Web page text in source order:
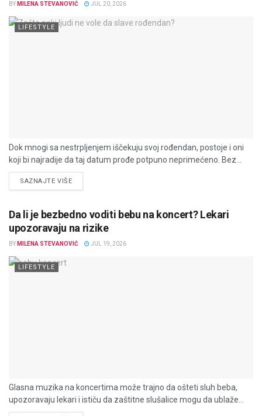
BY MILENA STEVANOVIĆ JUL 20, 2026
LIFESTYLE
Dok mnogi sa nestrpljenjem iščekuju svoj rođendan, postoje i oni
koji bi najradije da taj datum prođe potpuno neprimećeno. Bez...
SAZNAJTE VIŠEDETAILS
Da li je bezbedno voditi bebu na koncert? Lekari
upozoravaju na rizike
BY MILENA STEVANOVIĆ JUL 19, 2026
LIFESTYLE
Glasna muzika na koncertima može trajno da ošteti sluh beba,
upozoravaju lekari i ističu da zaštitne slušalice mogu da ublaže...